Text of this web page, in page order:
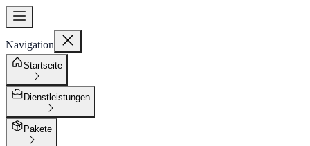
Navigation
Startseite
Dienstleistungen
Pakete